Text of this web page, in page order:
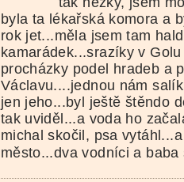
byla ta lékařská komora a
rok jet...měla jsem tam
kamarádek...srazíky v
procházky podel hradeb a
Václavu....jednou nám
jen jeho...byl ještě štěndo
tak uviděl...a voda ho
michal skočil, psa
město...dva vodníci a baba